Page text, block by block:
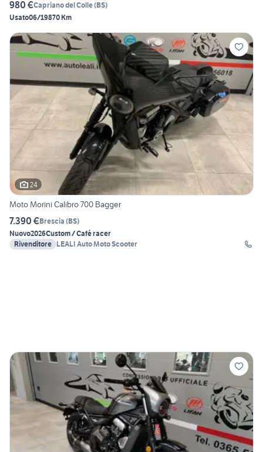
980 €Capriano del Colle(BS)
Usato06/19870 Km
24
Moto Morini Calibro 700 Bagger
7.390 €Brescia (BS)
Nuovo2026Custom / Café racer
Rivenditore LEALI Auto Moto Scooter